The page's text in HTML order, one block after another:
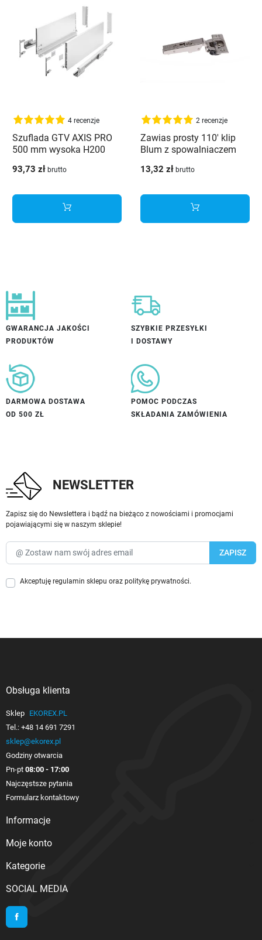
4 recenzje
Szuflada GTV AXIS PRO
500 mm wysoka H200
KPL500D1
93,73 zł brutto
2 recenzje
Zawias prosty 110' klip
Blum z spowalniaczem
13,32 zł brutto
GWARANCJA JAKOŚCI
PRODUKTÓW
SZYBKIE PRZESYŁKI
I DOSTAWY
DARMOWA DOSTAWA
OD 500 ZŁ
POMOC PODCZAS
SKŁADANIA ZAMÓWIENIA
NEWSLETTER
Zapisz się do Newslettera i bądź na bieżąco z nowościami i promocjami
pojawiającymi się w naszym sklepie!
Akceptuję regulamin sklepu oraz politykę prywatności.
Obsługa klienta
Sklep EKOREX.PL
Tel.: +48 14 691 7291
sklep@ekorex.pl
Godziny otwarcia
Pn-pt 08:00 - 17:00
Najczęstsze pytania
Formularz kontaktowy
Informacje
Moje konto
Kategorie
SOCIAL MEDIA
Facebook